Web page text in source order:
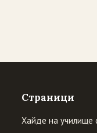
Страници
Хайде на училище